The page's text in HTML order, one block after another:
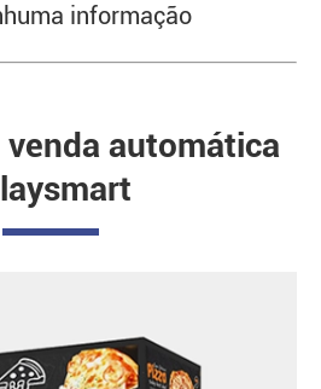
informação
automática